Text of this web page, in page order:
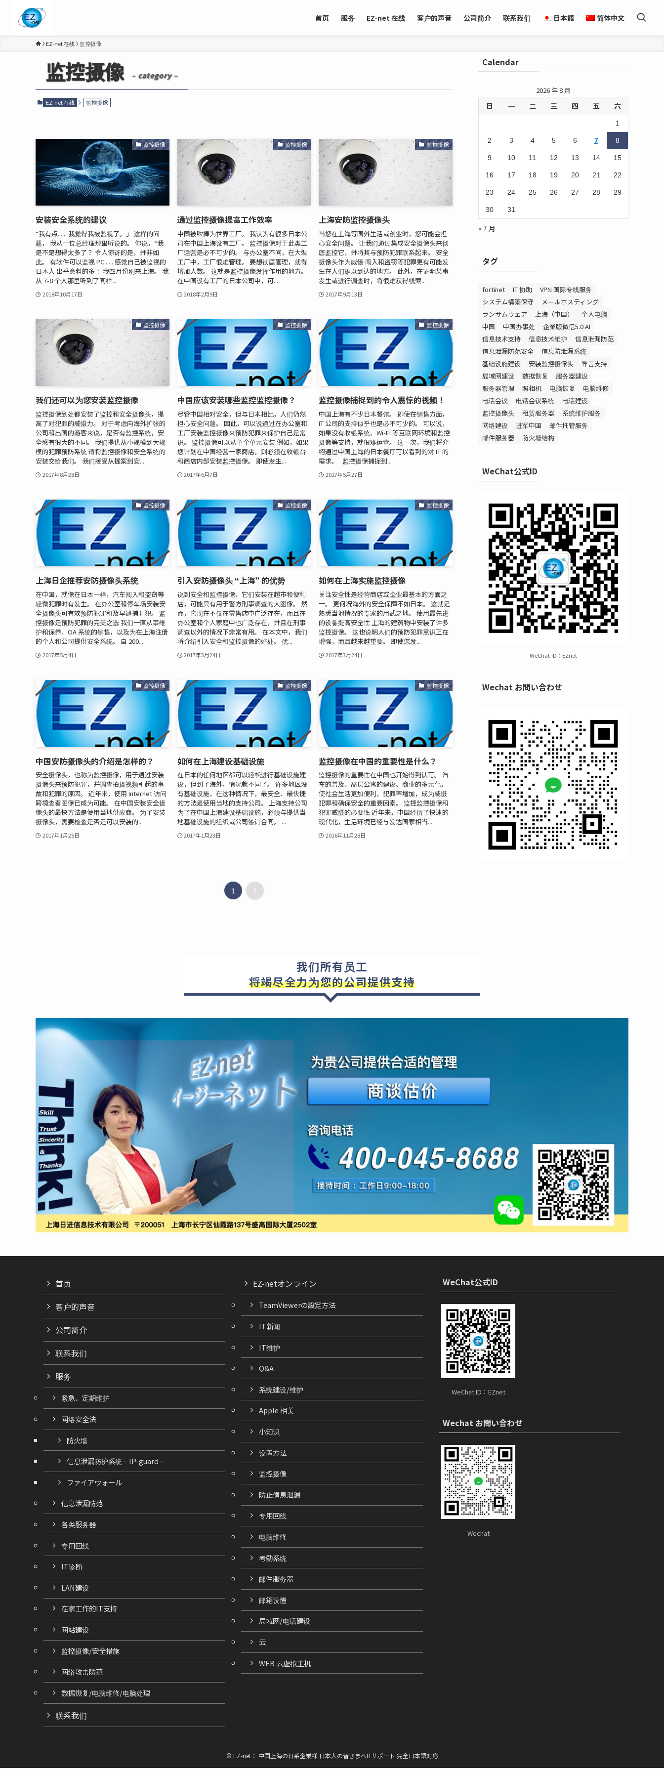
首页 服务 EZ-net 在线 客户的声音 公司简介 联系我们 日本語 简体中文
EZ-net 在线 监控摄像
监控摄像 – category –
EZ-net 在线 监控摄像
监控摄像
安装安全系统的建议
“我有点...... 我觉得我被监视了。」 这样的问
题， 我从一位总经理那里听说的。 你说，“我
是不是想得太多了？ 令人惊讶的是，并非如
此。 有软件可以监视 PC...... 感觉自己被监视的
日本人 出乎意料的多！ 我四月份刚来上海。 我
从 7-8 个人那里听到了同样...
2018年10月17日
监控摄像
通过监控摄像提高工作效率
中国被吹捧为世界工厂。 我认为有很多日本公
司在中国上海设有工厂。 监控摄像对于此类工
厂运营是必不可少的。 与办公室不同，在大型
工厂中，工厂很难管理。 要想彻底管理，就得
增加人数。 这就是监控摄像发挥作用的地方。
在中国设有工厂的日本公司中，可...
2018年2月9日
监控摄像
上海安防监控摄像头
当您在上海等国外生活或创业时，您可能会担
心安全问题。 让我们通过集成安全摄像头来彻
底监控它，并将其与预防犯罪联系起来。 安全
摄像头作为威慑 闯入和盗窃等犯罪更有可能发
生在人们难以到达的地方。 此外，在证明某事
发生或进行调查时，将很难获得线索...
2017年9月13日
监控摄像
我们还可以为您安装监控摄像
监控摄像到处都安装了监控和安全摄像头，提
高了对犯罪的威慑力。 对于考虑向海外扩张的
公司和出国的游客来说，是否有监控系统，安
全感有很大的不同。 我们提供从小规模到大规
模的犯罪预防系统 请将监控摄像和安全系统的
安装交给我们。 我们接受从提案到安...
2017年8月28日
监控摄像
中国应该安装哪些监控监控摄像？
尽管中国相对安全，但与日本相比，人们仍然
担心安全问题。 因此，可以说通过在办公室和
工厂安装监控摄像来预防犯罪来保护自己是常
识。 监控摄像可以从单个单元安装 例如，如果
您计划在中国经营一家商店，则必须在收银台
和商店内部安装监控摄像。 即使发生...
2017年6月7日
监控摄像
监控摄像捕捉到的令人震惊的视频！
中国上海有不少日本餐馆。 即使在销售方面，
IT 公司的支持似乎也是必不可少的。 可以说，
如果没有收银系统、Wi-Fi 等互联网环境和监控
摄像等支持，就很难运营。 这一次，我们将介
绍通过中国上海的日本餐厅可以看到的对 IT 的
需求。 监控摄像捕捉到...
2017年5月27日
监控摄像
上海日企推荐安防摄像头系统
在中国，就像在日本一样，汽车闯入和盗窃等
轻微犯罪时有发生。 在办公室和停车场安装安
全摄像头可有效预防犯罪和及早逮捕罪犯。 监
控摄像是预防犯罪的完美之选 我们一直从事维
护和保养、OA 系统的销售，以及为在上海注册
的个人和公司提供安全系统。 自 200...
2017年5月4日
监控摄像
引入安防摄像头 “上海” 的优势
说到安全和监控摄像，它们安装在超市和便利
店，可能具有用于警方刑事调查的大图像。 然
而，它现在不仅在零售店中广泛存在，而且在
办公室和个人家庭中也广泛存在，并且在刑事
调查以外的情况下非常有用。 在本文中，我们
将介绍引入安全和监控摄像的好处。 优...
2017年3月24日
监控摄像
如何在上海实施监控摄像
关注安全性是经营商店或企业最基本的方面之
一。 更何况海外的安全保障不如日本。 这就是
熟悉当地情况的专家的用武之地。 使用最先进
的设备提高安全性 上海的建筑物中安装了许多
监控摄像。 这也说明人们的预防犯罪意识正在
增强，而且越来越重要。 即使您发...
2017年3月24日
监控摄像
中国安防摄像头的介绍是怎样的？
安全摄像头，也称为监控摄像，用于通过安装
摄像头来预防犯罪，并调查拍摄视频引起的事
故和犯罪的原因。 近年来，使用 Internet 访问
跨境查看图像已成为可能。 在中国安装安全摄
像头的最快方法是使用当地供应商。 为了安装
摄像头，需要检查是否是可以安装的...
2017年1月25日
监控摄像
如何在上海建设基础设施
在日本的任何地区都可以轻松进行基础设施建
设，但到了海外，情况就不同了。 许多地区没
有基础设施，在这种情况下，最安全、最快捷
的方法是使用当地的支持公司。 上海支持公司
为了在中国上海建设基础设施，必须与提供当
地基础设施的组织或公司签订合同。 ...
2017年1月23日
监控摄像
监控摄像在中国的重要性是什么？
监控摄像的重要性在中国也开始得到认可。 汽
车的普及、高层公寓的建设、商业的多元化，
使社会生活更加便利，犯罪率增加，成为威慑
犯罪和确保安全的重要因素。 监控监控摄像和
犯罪威慑的必要性 近年来，中国经历了快速的
现代化，生活环境已经与发达国家相当...
2016年11月28日
1 2
Calendar
2026 年 8 月
日 一 二 三 四 五 六
1
2 3 4 5 6 7 8
9 10 11 12 13 14 15
16 17 18 19 20 21 22
23 24 25 26 27 28 29
30 31
« 7 月
タグ
fortinet IT 协助
VPN 国际专线服务
システム構築保守
メールホスティング
ランサムウェア
上海（中国）
个人电脑
中国
中国办事处
企業版微信5.0 AI
信息技术支持
信息技术维护
信息泄漏防范
信息泄漏防范安全
信息防泄漏系统
基础设施建设
安装监控摄像头
导言支持
局域网建设
数据恢复
服务器建设
服务器管理
照相机 电脑恢复
电脑维修
电话会议
电话会议系统
电话建设
监控摄像头
租赁服务器
系统维护服务
网络建设
进军中国
邮件托管服务
邮件服务器
防火墙结构
WeChat公式ID
WeChat ID：EZnet
Wechat お問い合わせ
我们所有员工
将竭尽全力为您的公司提供支持
首页
客户的声音
公司简介
联系我们
服务
紧急、定期维护
网络安全法
防火墙
信息泄漏防护系统 – IP-guard –
ファイアウォール
信息泄漏防范
各类服务器
专用回线
IT诊断
LAN建设
在家工作的IT支持
网站建设
监控摄像/安全措施
网络攻击防范
数据恢复/电脑维修/电脑处理
联系我们
EZ-netオンライン
TeamViewerの設定方法
IT新闻
IT维护
Q&A
系统建设/维护
Apple 相关
小知识
设置方法
监控摄像
防止信息泄漏
专用回线
电脑维修
考勤系统
邮件服务器
邮箱设置
局域网/电话建设
云
WEB 云虚拟主机
WeChat公式ID
WeChat ID：EZnet
Wechat お問い合わせ
Wechat
© EZ-net： 中国上海の日系企業様 日本人の皆さまへITサポート 完全日本語対応